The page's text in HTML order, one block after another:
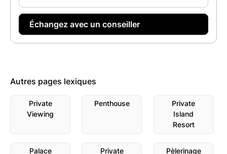
Autres pages lexiques
Private
Viewing
Penthouse
Private
Island
Resort
Palace
Private
Pèlerinage